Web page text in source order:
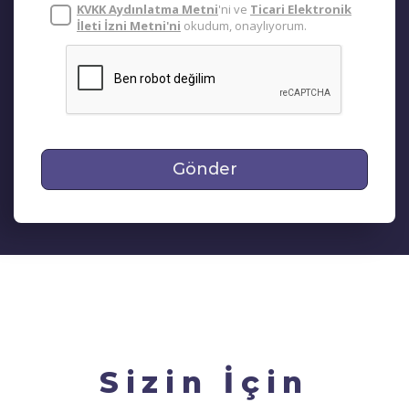
KVKK Aydınlatma Metni'ni ve Ticari Elektronik
İleti İzni Metni'ni okudum, onaylıyorum.
Gönder
Sizin İçin